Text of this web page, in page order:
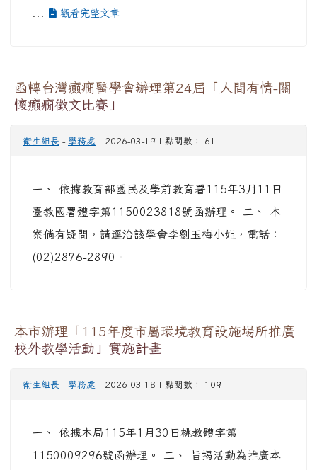
... 觀看完整文章
函轉台灣癲癇醫學會辦理第24屆「人間有情-關
懷癲癇徵文比賽」
衛生組長 - 學務處 | 2026-03-19 | 點閱數： 61
一、 依據教育部國民及學前教育署115年3月11日
臺教國署體字第1150023818號函辦理。 二、 本
案倘有疑問，請逕洽該學會李劉玉梅小姐，電話：
(02)2876-2890。
本市辦理「115年度市屬環境教育設施場所推廣
校外教學活動」實施計畫
衛生組長 - 學務處 | 2026-03-18 | 點閱數： 109
一、 依據本局115年1月30日桃教體字第
1150009296號函辦理。 二、 旨揭活動為推廣本